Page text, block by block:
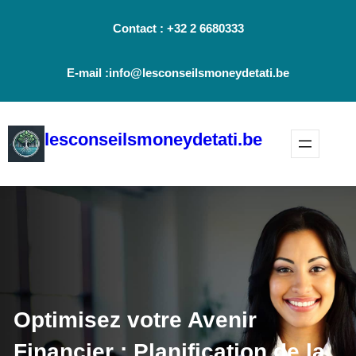
Contact : +32 2 6680333
E-mail :info@lesconseilsmoneydetati.be
lesconseilsmoneydetati.be
Optimisez votre Avenir